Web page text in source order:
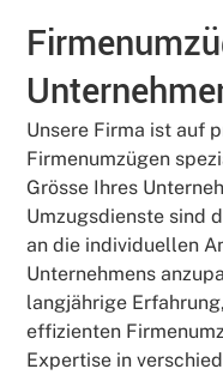
Unsere Firma ist auf
Firmenumzügen
Grösse Ihres
Umzugsdienste sind
an die individuellen
Unternehmens
langjährige
effizienten
Expertise in